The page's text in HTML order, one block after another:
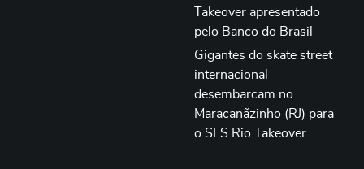
Takeover apresentado
pelo Banco do Brasil
Gigantes do skate street
internacional
desembarcam no
Maracanãzinho (RJ) para
o SLS Rio Takeover